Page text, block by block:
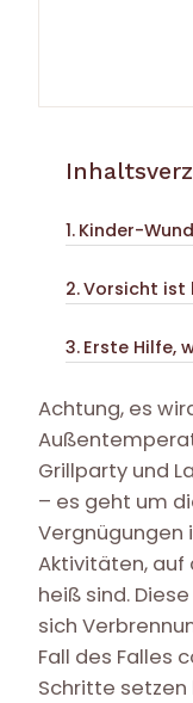
Kinder-
Vorsicht ist
Erste Hilfe,
Achtung, es
Grillparty und
– es geht um
Vergnügungen
Aktivitäten, auf
heiß sind.
sich
Fall des Falles
Schritte setzen